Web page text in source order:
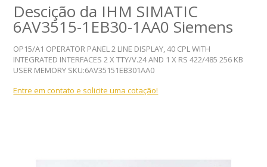
Descição da IHM SIMATIC
6AV3515-1EB30-1AA0 Siemens
OP15/A1 OPERATOR PANEL 2 LINE DISPLAY, 40 CPL WITH
INTEGRATED INTERFACES 2 X TTY/V.24 AND 1 X RS 422/485 256 KB
USER MEMORY SKU:6AV35151EB301AA0
Entre em contato e solicite uma cotação!